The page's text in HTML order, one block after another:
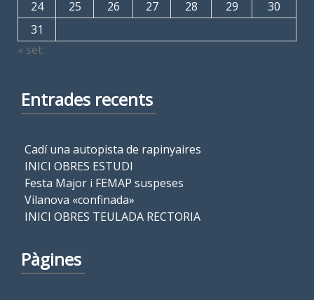
24
25 26 27 28 29
30
31
« set.
Entrades recents
Cadí una autopista de rapinyaires
INICI OBRES ESTUDI
Festa Major i FEMAP suspeses
Vilanova «confinada»
INICI OBRES TEULADA RECTORIA
Pàgines